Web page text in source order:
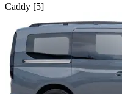
Caddy [5]